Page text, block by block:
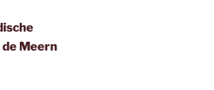
Meern